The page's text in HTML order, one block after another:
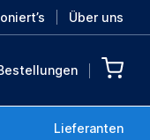
Über uns
Lieferanten